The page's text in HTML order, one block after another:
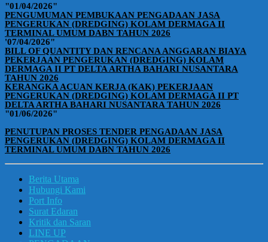
"01/04/2026"
PENGUMUMAN PEMBUKAAN PENGADAAN JASA
PENGERUKAN (DREDGING) KOLAM DERMAGA II
TERMINAL UMUM DABN TAHUN 2026
'07/04/2026"
BILL OF QUANTITY DAN RENCANA ANGGARAN BIAYA
PEKERJAAN PENGERUKAN (DREDGING) KOLAM
DERMAGA II PT DELTA ARTHA BAHARI NUSANTARA
TAHUN 2026
KERANGKA ACUAN KERJA (KAK) PEKERJAAN
PENGERUKAN (DREDGING) KOLAM DERMAGA II PT
DELTA ARTHA BAHARI NUSANTARA TAHUN 2026
"01/06/2026"
PENUTUPAN PROSES TENDER PENGADAAN JASA
PENGERUKAN (DREDGING) KOLAM DERMAGA II
TERMINAL UMUM DABN TAHUN 2026
Berita Utama
Hubungi Kami
Port Info
Surat Edaran
Kritik dan Saran
LINE UP